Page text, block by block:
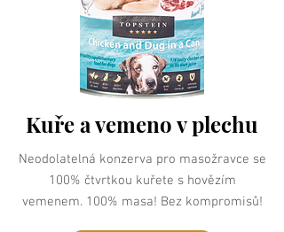
Kuře a vemeno v plechu
Neodolatelná konzerva pro masožravce se
100% čtvrtkou kuřete s hovězím
vemenem. 100% masa! Bez kompromisů!